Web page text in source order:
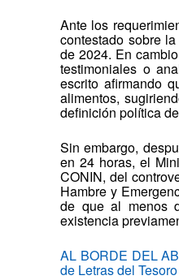
Ante los
contestado sobre
de 2024. En
testimoniales o
escrito afirmando
alimentos,
definición política
Sin embargo,
en 24 horas, el
CONIN, del
Hambre y
de que al menos
existencia
AL BORDE DEL
de Letras del